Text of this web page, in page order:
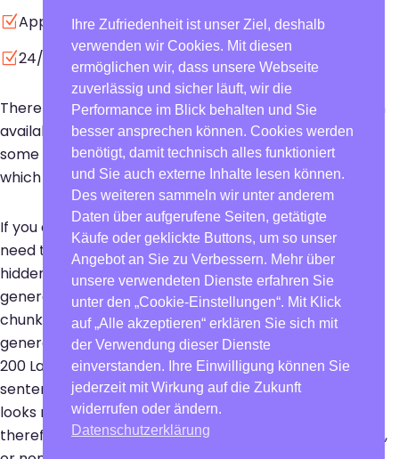
ZApproachable always Services
Z24/7 Support And Remote Admit
There are many variations of passages of Lorem Ipsum
available, but the majority have suffered alteration in
some form, by injected humour, or randomised words
which don’t look even slightly believable.
If you are going to use a passage of Lorem Ipsum, you
need to be sure there isn’t anything embarrassing
hidden in the middle of text. All the Lorem Ipsum
generators on the Internet tend to repeat predefined
chunks as necessary, making this the first true
generator on the Internet. It uses a dictionary of over
200 Latin words, combined with a handful of model
sentence structures, to generate Lorem Ipsum which
looks reasonable. The generated Lorem Ipsum is
therefore always free from repetition, injected humour,
Ihre Zufriedenheit ist unser Ziel, deshalb
verwenden wir Cookies. Mit diesen
ermöglichen wir, dass unsere Webseite
zuverlässig und sicher läuft, wir die
Performance im Blick behalten und Sie
besser ansprechen können. Cookies werden
benötigt, damit technisch alles funktioniert
und Sie auch externe Inhalte lesen können.
Des weiteren sammeln wir unter anderem
Daten über aufgerufene Seiten, getätigte
Käufe oder geklickte Buttons, um so unser
Angebot an Sie zu Verbessern. Mehr über
unsere verwendeten Dienste erfahren Sie
unter den „Cookie-Einstellungen“. Mit Klick
auf „Alle akzeptieren“ erklären Sie sich mit
der Verwendung dieser Dienste
einverstanden. Ihre Einwilligung können Sie
jederzeit mit Wirkung auf die Zukunft
widerrufen oder ändern.
Datenschutzerklärung